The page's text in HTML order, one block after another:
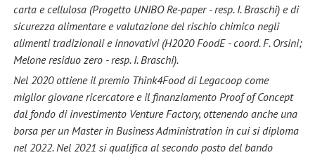
carta e cellulosa (Progetto UNIBO Re-paper - resp. I. Braschi) e di
sicurezza alimentare e valutazione del rischio chimico negli
alimenti tradizionali e innovativi (H2020 FoodE - coord. F. Orsini;
Melone residuo zero - resp. I. Braschi).
Nel 2020 ottiene il premio Think4Food di Legacoop come
miglior giovane ricercatore e il finanziamento Proof of Concept
dal fondo di investimento Venture Factory, ottenendo anche una
borsa per un Master in Business Administration in cui si diploma
nel 2022. Nel 2021 si qualifica al secondo posto del bando